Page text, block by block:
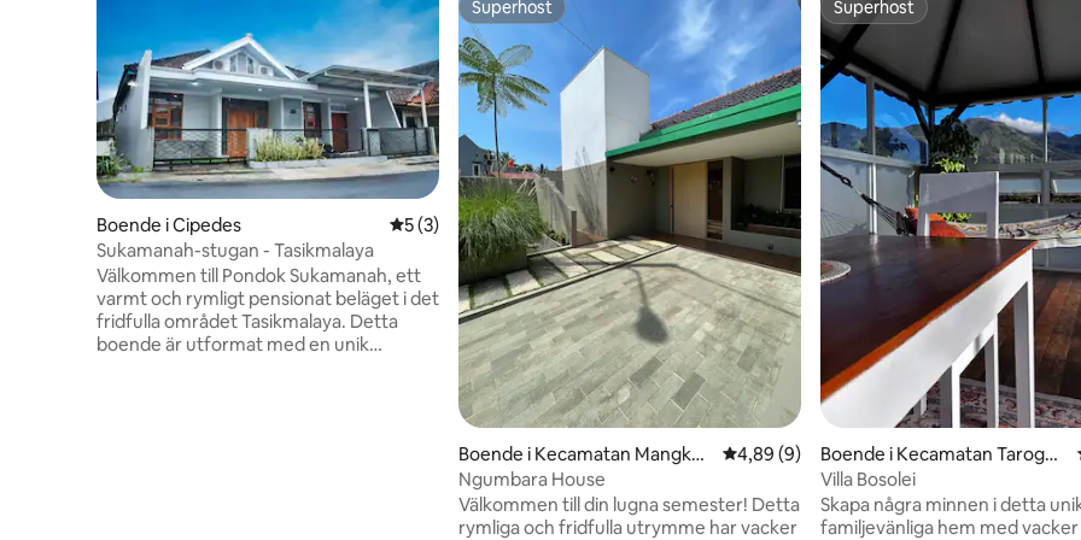
Boende i Cipedes 5 av 5 i genomsnittligt betyg, 3 omdömen
5 (3)
Sukamanah-stugan - Tasikmalaya
Välkommen till Pondok Sukamanah, ett
varmt och rymligt pensionat beläget i det
fridfulla området Tasikmalaya. Detta
boende är utformat med en unik
Superhost
Superhost
Boende i Kecamatan Mangkub
umi
4,89 av 5 i genomsnittligt betyg, 9
4,89 (9)
Ngumbara House
Välkommen till din lugna semester! Detta
rymliga och fridfulla utrymme har vacker
Superhost
Superhost
Boende i Kecamatan Tarogon
g Kaler
Villa Bosolei
Skapa några minnen i detta
familjevänliga hem med